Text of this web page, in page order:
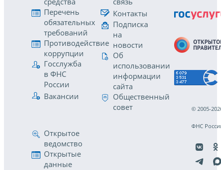
Перечень
обязательных
требований
Противодействие
коррупции
Госслужба
в ФНС
России
Вакансии
Контакты
Подписка
на
новости
Об
использовании
информации
сайта
Общественный
совет
Открытое
ведомство
Открытые
данные
© 2005-
ФНС